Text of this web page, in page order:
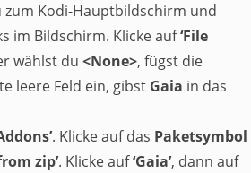
Kodi-Hauptbildschirm und
im Bildschirm. Klicke auf‘File
wählst du <None>, fügst die
leere Feld ein, gibst Gaia in das
. Klicke auf das Paketsymbol
zip’. Klicke auf‘Gaia’, dann auf